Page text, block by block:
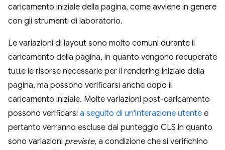
caricamento iniziale della pagina, come avviene in genere
con gli strumenti di laboratorio.
Le variazioni di layout sono molto comuni durante il
caricamento della pagina, in quanto vengono recuperate
tutte le risorse necessarie per il rendering iniziale della
pagina, ma possono verificarsi anche dopo il
caricamento iniziale. Molte variazioni post-caricamento
possono verificarsi a seguito di un'interazione utente e
pertanto verranno escluse dal punteggio CLS in quanto
sono variazioni previste, a condizione che si verifichino